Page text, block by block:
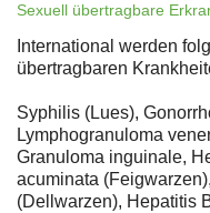
Sexuell übertragbare
International werden
übertragbaren
Syphilis (Lues),
Lymphogranuloma
Granuloma inguinale,
acuminata
(Dellwarzen), Hepatitis